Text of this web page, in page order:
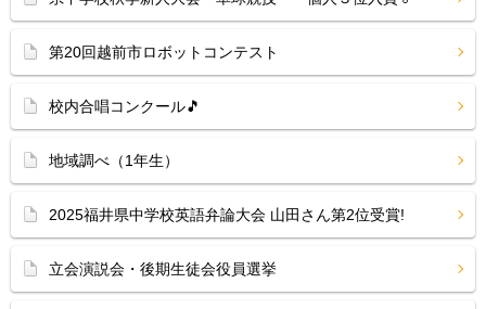
第20回越前市ロボットコンテスト
校内合唱コンクール🎵
地域調べ（1年生）
2025福井県中学校英語弁論大会 山田さん第2位受賞!
立会演説会・後期生徒会役員選挙